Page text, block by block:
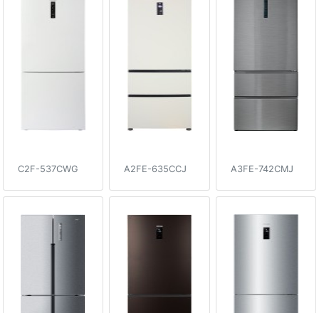
C2F-537CWG A2FE-635CCJ A3FE-742CMJ